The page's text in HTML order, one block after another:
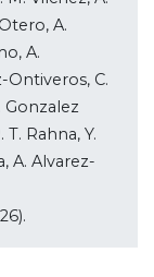
A.
A.
Ontiveros, C.
Gonzalez
Rahna, Y.
A. Alvarez-